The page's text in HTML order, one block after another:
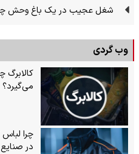
شغل عجیب در یک باغ وحش
وب گردی
می‌گیرد؟
چرا
در